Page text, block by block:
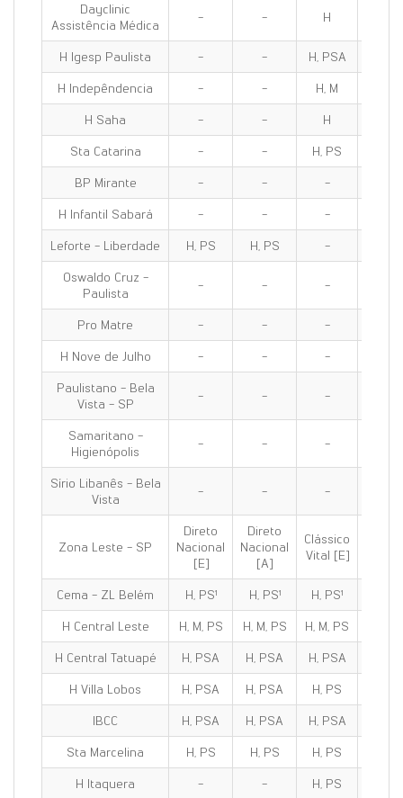
Dayclinic
Assistência Médica
- - H
H Igesp Paulista - - H, PSA
H Indepêndencia
- - H, M
H Saha
- - H
Sta Catarina
- - H, PS
BP Mirante
- - -
H Infantil Sabará
- - -
Leforte - Liberdade
H, PS H, PS -
Oswaldo Cruz -
Paulista
- - -
Pro Matre - - -
H Nove de Julho
- - -
Paulistano - Bela
Vista - SP
- - -
Samaritano -
Higienópolis
- - -
Sírio Libanês - Bela
Vista
- - -
Zona Leste - SP
Direto
Nacional
[E]
Direto
Nacional
[A]
Clássico
Vital [E]
Cema - ZL Belém H, PS¹ H, PS¹ H, PS¹
H Central Leste
H, M, PS H, M, PS H, M, PS
H Central Tatuapé
H, PSA H, PSA H, PSA
H Villa Lobos
H, PSA H, PSA H, PS
IBCC
H, PSA H, PSA H, PSA
Sta Marcelina
H, PS H, PS H, PS
H Itaquera
- - H, PS